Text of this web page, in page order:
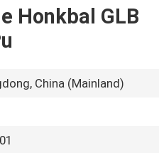
Honkbal GLB
China (Mainland)